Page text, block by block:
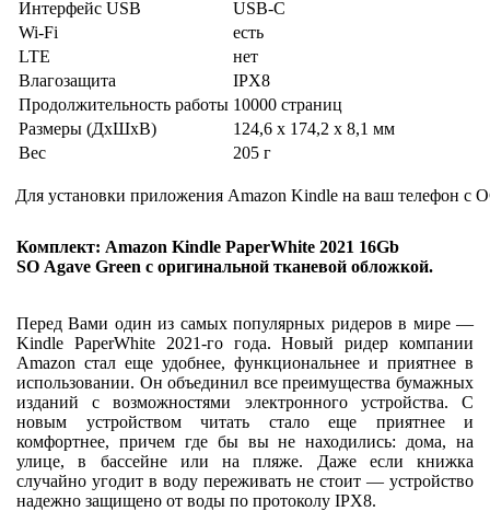
Интерфейс USB
USB-C
Wi-Fi
есть
LTE
нет
Влагозащита
IPX8
Продолжительность работы 10000 страниц
Размеры (ДхШхВ)
124,6 x 174,2 x 8,1 мм
Вес
205 г
Для установки приложения Amazon Kindle на ваш телефон с
Комплект: Amazon Kindle PaperWhite 2021 16Gb
SO Agave Green с оригинальной тканевой обложкой.
Перед Вами один из самых популярных ридеров в мире —
Kindle PaperWhite 2021-го года. Новый ридер компании
Amazon стал еще удобнее, функциональнее и приятнее в
использовании. Он объединил все преимущества бумажных
изданий с возможностями электронного устройства. С
новым устройством читать стало еще приятнее и
комфортнее, причем где бы вы не находились: дома, на
улице, в бассейне или на пляже. Даже если книжка
случайно угодит в воду переживать не стоит — устройство
надежно защищено от воды по протоколу IPХ8.